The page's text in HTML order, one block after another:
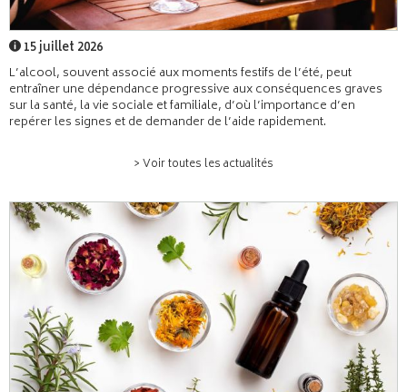
15 juillet 2026
L’alcool, souvent associé aux moments festifs de l’été, peut
entraîner une dépendance progressive aux conséquences graves
sur la santé, la vie sociale et familiale, d’où l’importance d’en
repérer les signes et de demander de l’aide rapidement.
> Voir toutes les actualités